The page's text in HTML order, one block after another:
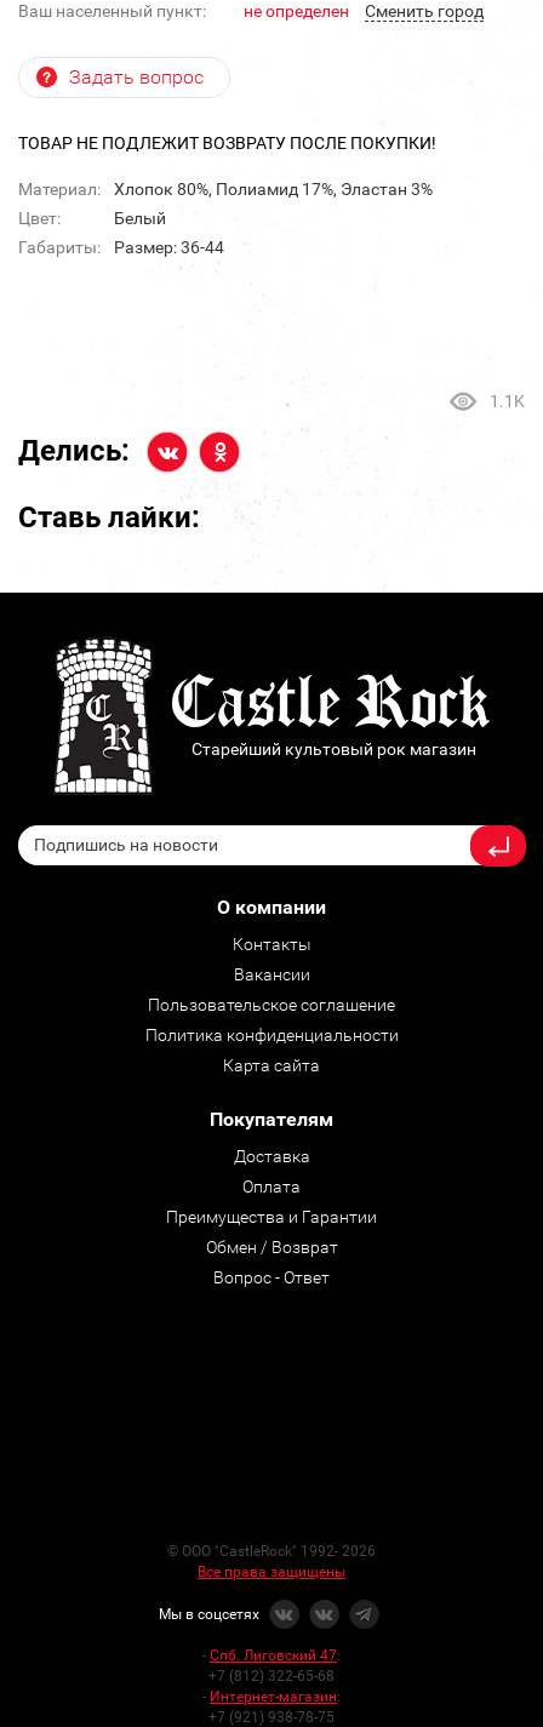
Ваш населенный пункт: не определен Cменить город
Задать вопрос
ТОВАР НЕ ПОДЛЕЖИТ ВОЗВРАТУ ПОСЛЕ ПОКУПКИ!
Материал:
Хлопок 80%, Полиамид 17%, Эластан 3%
Цвет:
Белый
Габариты:
Размер: 36-44
1.1K
Делись:
Ставь лайки:
Старейший культовый рок магазин
О компании
Контакты
Вакансии
Пользовательское соглашение
Политика конфиденциальности
Карта сайта
Покупателям
Доставка
Оплата
Преимущества и Гарантии
Обмен / Возврат
Вопрос - Ответ
© ООО "CastleRock" 1992- 2026
Все права защищены
Мы в соцсетях
- Спб. Лиговский 47:
+7 (812) 322-65-68
- Интернет-магазин:
+7 (921) 938-78-75